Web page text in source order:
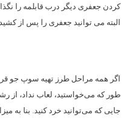
کردن جعفری دیگر درب قابلمه را
البته می توانید جعفری را پس از
اگر همه مراحل طرز تهیه سوپ جو
طور که می‌خواستید، لعاب نداد، از
جایی که می‌توانید خرد کنید. بنا به